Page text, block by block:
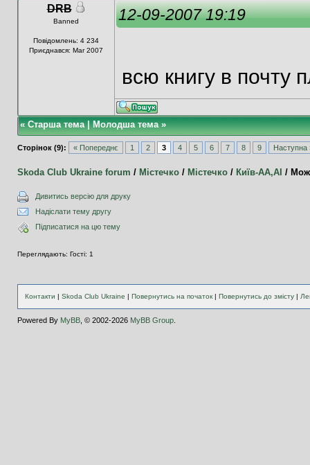
DRB
Banned
Повідомлень: 4 234
Приєднався: Mar 2007
12-09-2007 19:19
всю книгу в почту
«Старша тема|Молодша тема»
Сторінок (9): « Попереднє 1 2 3 4 5 6 7 8 9 Наступна
Skoda Club Ukraine forum / Містечко/ Містечко/ Київ-АА,АI /
Дивитись версію для друку
Надіслати тему другу
Підписатися на цю тему
Переглядають: Гості: 1
Контакти | Skoda Club Ukraine | Повернутись на початок| Повернутись до змісту|
Powered By MyBB, © 2002-2026 MyBB Group.